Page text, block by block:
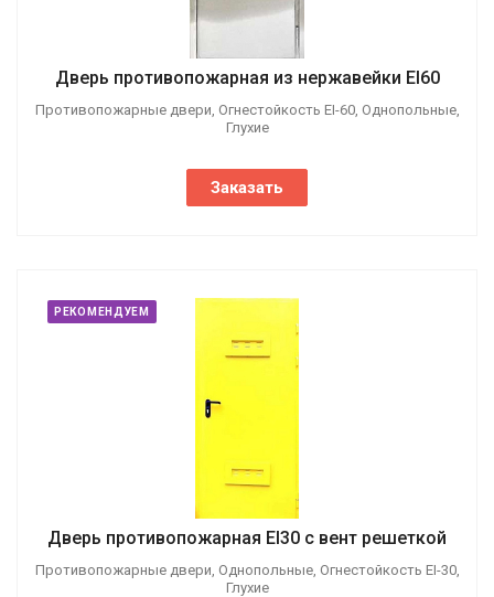
Дверь противопожарная из нержавейки EI60
Противопожарные двери, Огнестойкость EI-60, Однопольные,
Глухие
Заказать
РЕКОМЕНДУЕМ
Дверь противопожарная EI30 с вент решеткой
Противопожарные двери, Однопольные, Огнестойкость EI-30,
Глухие